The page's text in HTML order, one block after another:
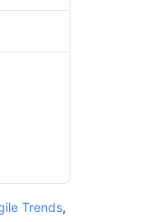
Trends,